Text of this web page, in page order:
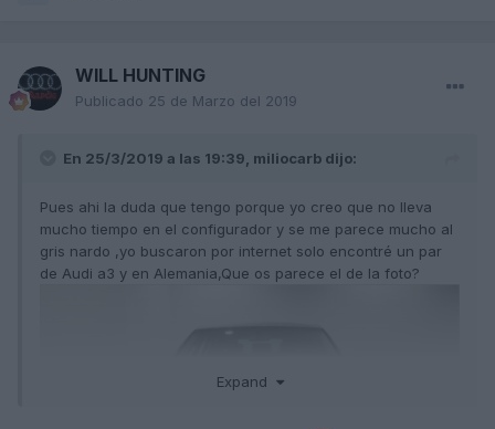
WILL HUNTING
Publicado 25 de Marzo del 2019
En 25/3/2019 a las 19:39, miliocarb dijo:
Pues ahi la duda que tengo porque yo creo que no lleva
mucho tiempo en el configurador y se me parece mucho al
gris nardo ,yo buscaron por internet solo encontré un par
de Audi a3 y en Alemania,Que os parece el de la foto?
Expand